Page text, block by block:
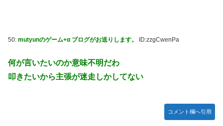
50: mutyunのゲーム+α ブログがお送りします。 ID:zzgCwenPa
何が言いたいのか意味不明だわ
叩きたいから主張が迷走しかしてない
コメント欄へ引用